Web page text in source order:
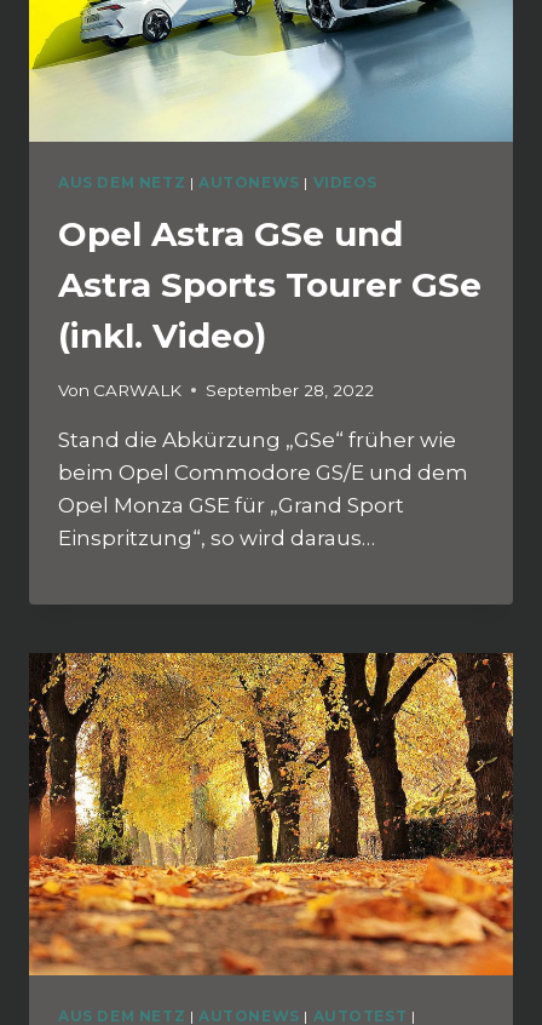
AUS DEM NETZ | AUTONEWS | VIDEOS
Opel Astra GSe und
Astra Sports Tourer GSe
(inkl. Video)
Von CARWALK September 28, 2022
Stand die Abkürzung „GSe“ früher wie
beim Opel Commodore GS/E und dem
Opel Monza GSE für „Grand Sport
Einspritzung“, so wird daraus…
AUS DEM NETZ | AUTONEWS | AUTOTEST |